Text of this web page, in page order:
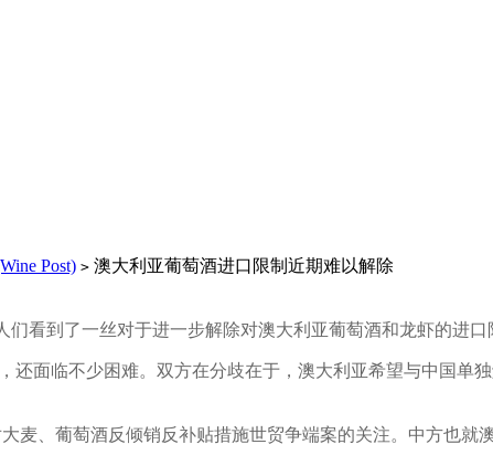
Post) > 澳大利亚葡萄酒进口限制近期难以解除
看到了一丝对于进一步解除对澳大利亚葡萄酒和龙虾的进口
面临不少困难。双方在分歧在于，澳大利亚希望与中国单
、葡萄酒反倾销反补贴措施世贸争端案的关注。中方也就